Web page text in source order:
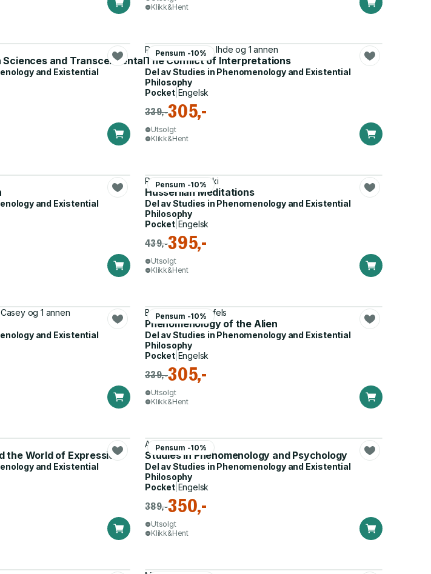
Klikk&Hent
Sciences and Transcendental Phenomenology
and Existential
Pensum -10%
Paul Ricoeur, Don Ihde og 1 annen
The Conflict of Interpretations
Del avStudies in Phenomenology and Existential
Philosophy
Pocket| Engelsk
339,-305,-
Utsolgt
Klikk&Hent
and Existential
Pensum -10%
Robert Sokolowski
Husserlian Meditations
Del avStudies in Phenomenology and Existential
Philosophy
Pocket| Engelsk
439,-395,-
Utsolgt
Klikk&Hent
og 1 annen
and Existential
Pensum -10%
Bernhard Waldenfels
Phenomenology of the Alien
Del avStudies in Phenomenology and Existential
Philosophy
Pocket| Engelsk
339,-305,-
Utsolgt
Klikk&Hent
the World of Expression
and Existential
Pensum -10%
A. Gurwitsch
Studies in Phenomenology and Psychology
Del avStudies in Phenomenology and Existential
Philosophy
Pocket| Engelsk
389,-350,-
Utsolgt
Klikk&Hent